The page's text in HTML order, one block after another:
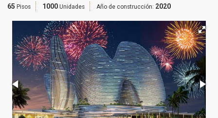
65 Pisos 1000 Unidades Año de construcción: 2020